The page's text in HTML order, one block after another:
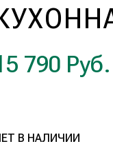
790 Руб.
В НАЛИЧИИ